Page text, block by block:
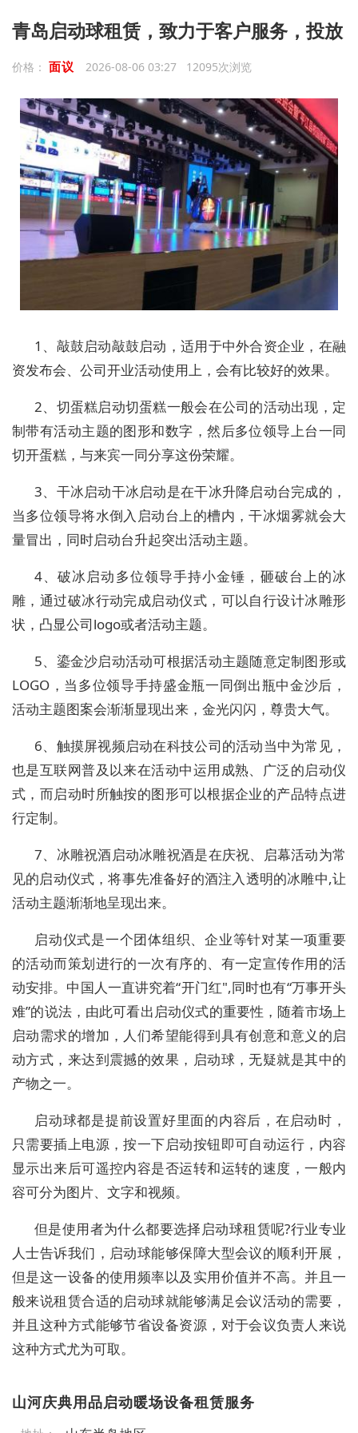
青岛启动球租赁，致力于客户服务，投放
价格： 面议 2026-08-06 03:27 12095次浏览
1、敲鼓启动敲鼓启动，适用于中外合资企业，在融
资发布会、公司开业活动使用上，会有比较好的效果。
2、切蛋糕启动切蛋糕一般会在公司的活动出现，定
制带有活动主题的图形和数字，然后多位领导上台一同
切开蛋糕，与来宾一同分享这份荣耀。
3、干冰启动干冰启动是在干冰升降启动台完成的，
当多位领导将水倒入启动台上的槽内，干冰烟雾就会大
量冒出，同时启动台升起突出活动主题。
4、破冰启动多位领导手持小金锤，砸破台上的冰
雕，通过破冰行动完成启动仪式，可以自行设计冰雕形
状，凸显公司logo或者活动主题。
5、鎏金沙启动活动可根据活动主题随意定制图形或
LOGO，当多位领导手持盛金瓶一同倒出瓶中金沙后，
活动主题图案会渐渐显现出来，金光闪闪，尊贵大气。
6、触摸屏视频启动在科技公司的活动当中为常见，
也是互联网普及以来在活动中运用成熟、广泛的启动仪
式，而启动时所触按的图形可以根据企业的产品特点进
行定制。
7、冰雕祝酒启动冰雕祝酒是在庆祝、启幕活动为常
见的启动仪式，将事先准备好的酒注入透明的冰雕中,让
活动主题渐渐地呈现出来。
启动仪式是一个团体组织、企业等针对某一项重要
的活动而策划进行的一次有序的、有一定宣传作用的活
动安排。中国人一直讲究着“开门红",同时也有“万事开头
难”的说法，由此可看出启动仪式的重要性，随着市场上
启动需求的增加，人们希望能得到具有创意和意义的启
动方式，来达到震撼的效果，启动球，无疑就是其中的
产物之一。
启动球都是提前设置好里面的内容后，在启动时，
只需要插上电源，按一下启动按钮即可自动运行，内容
显示出来后可遥控内容是否运转和运转的速度，一般内
容可分为图片、文字和视频。
但是使用者为什么都要选择启动球租赁呢?行业专业
人士告诉我们，启动球能够保障大型会议的顺利开展，
但是这一设备的使用频率以及实用价值并不高。并且一
般来说租赁合适的启动球就能够满足会议活动的需要，
并且这种方式能够节省设备资源，对于会议负责人来说
这种方式尤为可取。
山河庆典用品启动暖场设备租赁服务